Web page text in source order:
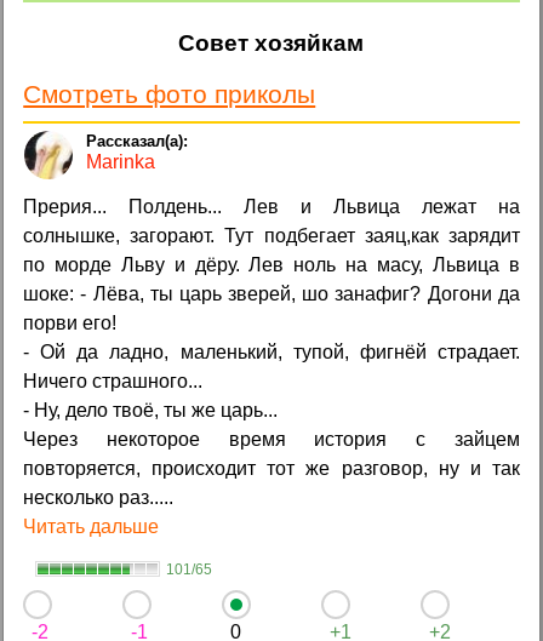
Совет хозяйкам
Смотреть фото приколы
Marinka
Прерия... Полдень... Лев и Львица лежат на
солнышке, загорают. Тут подбегает заяц,как зарядит
по морде Льву и дёру. Лев ноль на масу, Львица в
шоке: - Лёва, ты царь зверей, шо занафиг? Догони да
порви его!
- Ой да ладно, маленький, тупой, фигнёй страдает.
Ничего страшного...
- Ну, дело твоё, ты же царь...
Через некоторое время история с зайцем
повторяется, происходит тот же разговор, ну и так
несколько раз.....
Читать дальше
101/65
-2 -1 0 +1 +2